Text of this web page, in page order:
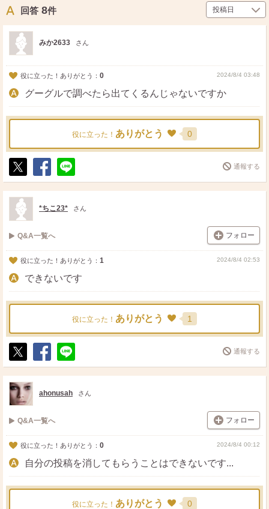
回答 8件
みか2633 さん
役に立った！ありがとう： 0 2024/8/4 03:48
グーグルで調べたら出てくるんじゃないですか
役に立った！ ありがとう 0
ポ
ス
ト
シ
ェ
送
る
通報する
*ちこ23* さん
Q&A一覧へ フォロー
役に立った！ありがとう： 1 2024/8/4 02:53
できないです
役に立った！ ありがとう 1
ポ
ス
ト
シ
ェ
送
る
通報する
ahonusah さん
Q&A一覧へ フォロー
役に立った！ありがとう： 0 2024/8/4 00:12
自分の投稿を消してもらうことはできないです...
役に立った！ ありがとう 0